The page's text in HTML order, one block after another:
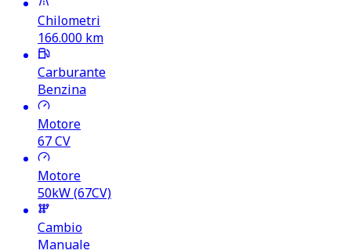
Chilometri
166.000 km
Carburante
Benzina
Motore
67CV
Motore
50kW (67CV)
Cambio
Manuale